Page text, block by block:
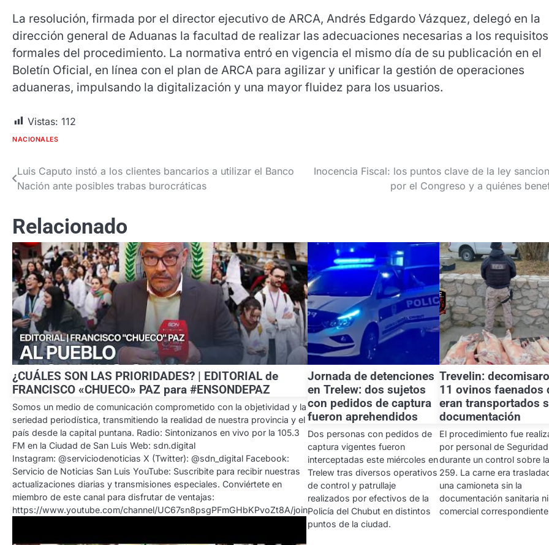
La resolución, firmada por el director ejecutivo de ARCA, Andrés Edgardo Vázquez, delegó en la
dirección general de Aduanas la facultad de realizar las adecuaciones necesarias a los requisitos
formales del procedimiento. La normativa entró en vigencia el mismo día de su publicación en el
Boletín Oficial, en línea con el plan de ARCA para agilizar y unificar la gestión de operaciones
aduaneras, impulsando la digitalización y una mayor fluidez para los usuarios.
Vistas: 112
NACIONALES
Navegación
entradas
Luis Caputo instó a los clientes bancarios a utilizar el Banco
Nación ante posibles trabas burocráticas
Inocencia Fiscal: los puntos clave de la ley
por el Congreso y a quiénes
Relacionado
¿CUÁLES SON LAS PRIORIDADES? | EDITORIAL de
FRANCISCO «CHUECO» PAZ para #ENSONDEPAZ
Somos un medio de comunicación comprometido con la objetividad y la
seriedad periodística, transmitiendo la realidad de nuestra provincia y el
país desde la capital puntana. Radio: Sintonizanos en vivo por la 105.3
FM en la Ciudad de San Luis Web: sdn.digital
Instagram: @serviciodenoticias X (Twitter): @sdn_digital Facebook:
Servicio de Noticias San Luis YouTube: Suscribite para recibir nuestras
actualizaciones diarias y transmisiones especiales. Conviértete en
miembro de este canal para disfrutar de ventajas:
https://www.youtube.com/channel/UC67sn8psgPFmGHbKPvoZt8A/join
Jornada de detenciones
en Trelew: dos sujetos
con pedidos de captura
fueron aprehendidos
Dos personas con pedidos de
captura vigentes fueron
interceptadas este miércoles en
Trelew tras diversos operativos
de control y patrullaje
realizados por efectivos de la
Policía del Chubut en distintos
puntos de la ciudad.
Trevelin:
11 ovinos faenados
eran transportados
documentación
El procedimiento fue
por personal de Seguridad
durante un control sobre
259. La carne era
una camioneta sin la
documentación sanitaria ni
comercial